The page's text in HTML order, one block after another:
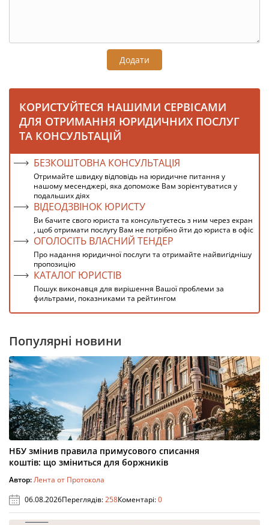
Додати
КОРИСТУЙТЕСЯ НАШИМИ СЕРВІСАМИ
ДЛЯ ОТРИМАННЯ ЮРИДИЧНИХ ПОСЛУГ
ТА КОНСУЛЬТАЦІЙ
БЕЗКОШТОВНА КОНСУЛЬТАЦІЯ
Отримайте швидку відповідь на юридичне питання у
нашому месенджері, яка допоможе Вам зорієнтуватися у
подальших діях
ВІДЕОДЗВІНОК ЮРИСТУ
Ви бачите свого юриста та консультуєтесь з ним через екран
, щоб отримати послугу Вам не потрібно йти до юриста в офіс
ОГОЛОСІТЬ ВЛАСНИЙ ТЕНДЕР
Про надання юридичної послуги та отримайте найвигіднішу
пропозицію
КАТАЛОГ ЮРИСТІВ
Пошук виконавця для вирішення Вашої проблеми за
фильтрами, показниками та рейтингом
Популярні новини
НБУ змінив правила примусового списання
коштів: що зміниться для боржників
Автор:Лента от Протокола
06.08.2026Переглядів:258Коментарі:0